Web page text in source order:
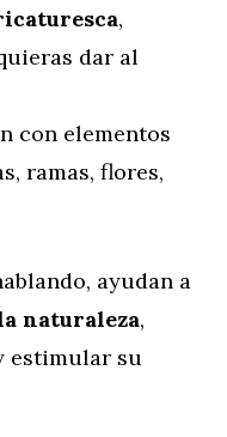
,
dar al
con elementos
ramas, flores,
ayudan a
naturaleza,
estimular su